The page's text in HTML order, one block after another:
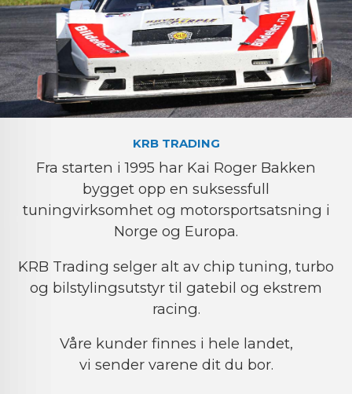
KRB TRADING
Fra starten i 1995 har Kai Roger Bakken
bygget opp en suksessfull
tuningvirksomhet og motorsportsatsning i
Norge og Europa.
KRB Trading selger alt av chip tuning, turbo
og bilstylingsutstyr til gatebil og ekstrem
racing.
Våre kunder finnes i hele landet,
vi sender varene dit du bor.